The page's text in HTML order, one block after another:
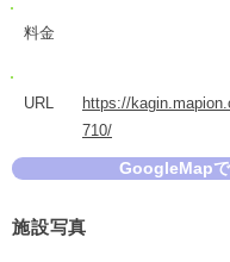
料金
URL
https://
710/
GoogleMapで
施設写真